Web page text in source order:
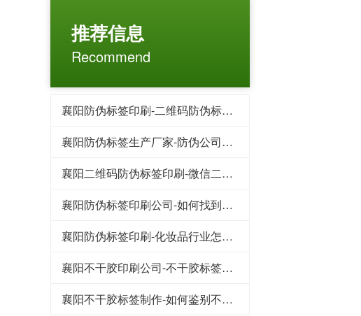
推荐信息
Recommend
襄阳防伪标签印刷-二维码防伪标签的特点都有哪些
襄阳防伪标签生产厂家-防伪公司常用的防伪印刷技术
襄阳二维码防伪标签印刷-微信二维码红包系统为企业提供哪些好处
襄阳防伪标签印刷公司-如何找到靠谱防伪标签制作厂家
襄阳防伪标签印刷-化妆品行业怎样防止被造假
襄阳不干胶印刷公司-不干胶标签印刷哪个厂家比较便宜
襄阳不干胶标签制作-如何鉴别不干胶印刷品材料的好与坏